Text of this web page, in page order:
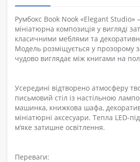
Румбокс Book Nook «Elegant Studio»
мініатюрна композиція у вигляді
класичними меблями та
Модель розміщується у прозорому
чудово виглядає між книгами на
Усередині відтворено атмосферу
письмовий стіл із настільною
машинка, книжкова шафа,
мініатюрні аксесуари. Тепла LED-
м’яке затишне освітлення.
Переваги: